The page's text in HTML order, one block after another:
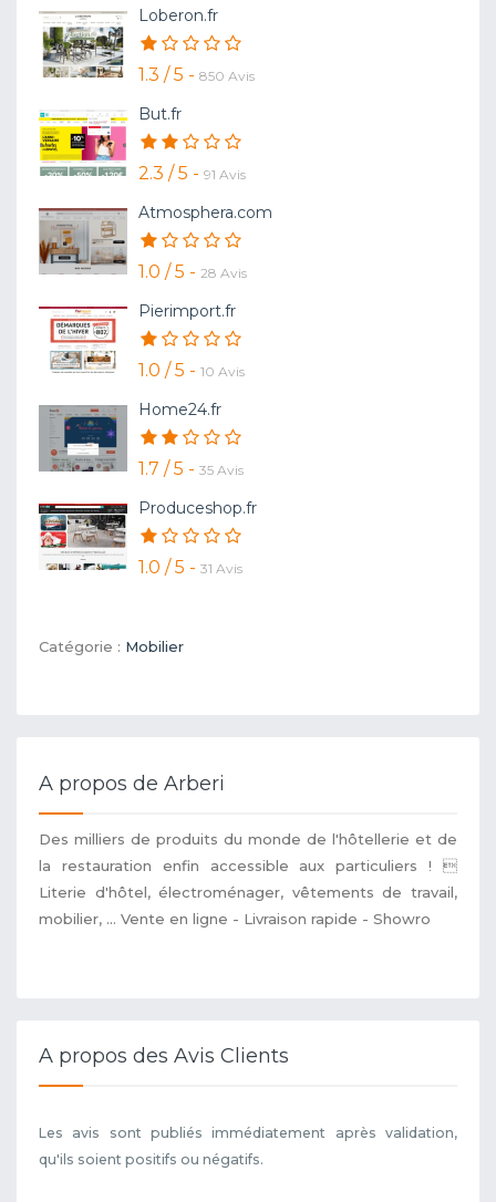
Loberon.fr
1.3 / 5 - 850 Avis
But.fr
2.3 / 5 - 91 Avis
Atmosphera.com
1.0 / 5 - 28 Avis
Pierimport.fr
1.0 / 5 - 10 Avis
Home24.fr
1.7 / 5 - 35 Avis
Produceshop.fr
1.0 / 5 - 31 Avis
Catégorie : Mobilier
A propos de Arberi
Des milliers de produits du monde de l'hôtellerie et de
la restauration enfin accessible aux particuliers ! 
Literie d'hôtel, électroménager, vêtements de travail,
mobilier, ... Vente en ligne - Livraison rapide - Showro
A propos des Avis Clients
Les avis sont publiés immédiatement après validation,
qu'ils soient positifs ou négatifs.